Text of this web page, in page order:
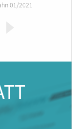
01/2021